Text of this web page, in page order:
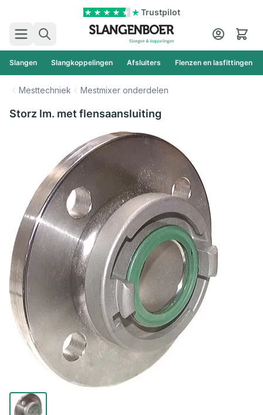
Trustpilot
Zoek
Cart
Slangen Slangkoppelingen Afsluiters Flenzen en lasfittingen
Mesttechniek Mestmixer onderdelen
Storz lm. met flensaansluiting